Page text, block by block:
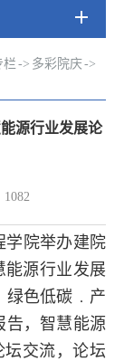
栏-> 多彩院庆->
源行业发展论
1082
学院举办建院
源行业发展
绿色低碳﹒产
告，智慧能源
交流，论坛